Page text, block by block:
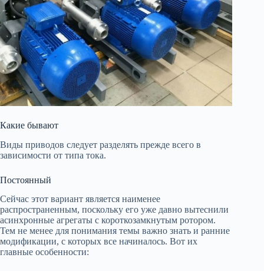
Какие бывают
Виды приводов следует разделять прежде всего в
зависимости от типа тока.
Постоянный
Сейчас этот вариант является наименее
распространенным, поскольку его уже давно вытеснили
асинхронные агрегаты с короткозамкнутым ротором.
Тем не менее для понимания темы важно знать и ранние
модификации, с которых все начиналось. Вот их
главные особенности: